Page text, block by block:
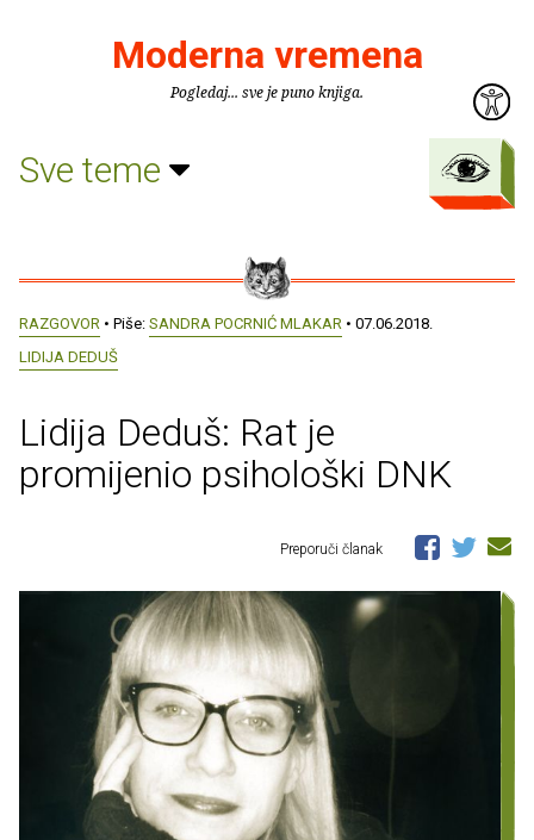
Moderna vremena
Pogledaj... sve je puno knjiga.
Sve teme
RAZGOVOR • Piše: SANDRA POCRNIĆ MLAKAR • 07.06.2018.
LIDIJA DEDUŠ
Lidija Deduš: Rat je
promijenio psihološki DNK
Preporuči članak